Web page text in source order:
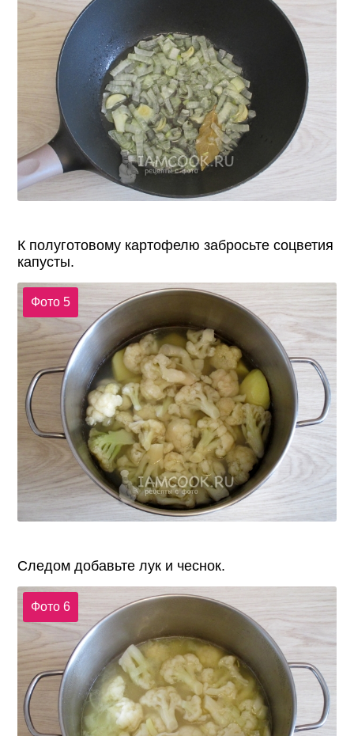
К полуготовому картофелю забросьте соцветия
капусты.
Фото 5
Следом добавьте лук и чеснок.
Фото 6